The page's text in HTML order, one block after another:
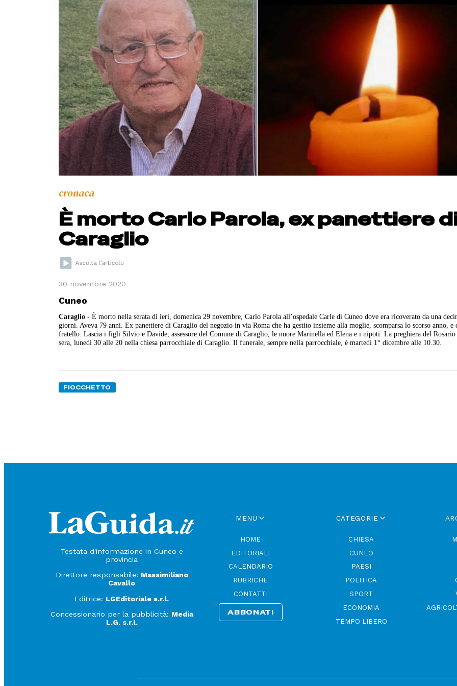
cronaca
È morto Carlo Parola, ex panettiere
Caraglio
30 novembre 2020
Cuneo
Caraglio - È morto nella serata di ieri, domenica 29 novembre, Carlo Parola all’ospedale Carle di Cuneo dove era ricoverato da una
giorni. Aveva 79 anni. Ex panettiere di Caraglio del negozio in via Roma che ha gestito insieme alla moglie, scomparsa lo scorso anno, e
fratello. Lascia i figli Silvio e Davide, assessore del Comune di Caraglio, le nuore Marinella ed Elena e i nipoti. La preghiera del Rosario
sera, lunedì 30 alle 20 nella chiesa parrocchiale di Caraglio. Il funerale, sempre nella parrocchiale, è martedì 1° dicembre alle 10.30.
FIOCCHETTO
Testata d'informazione in Cuneo e
provincia
Direttore responsabile: Massimiliano
Cavallo
Editrice: LGEditoriale s.r.l.
Concessionario per la pubblicità: Media
L.G. s.r.l.
MENU
HOME
EDITORIALI
CALENDARIO
RUBRICHE
CONTATTI
ABBONATI
CATEGORIE
CHIESA
CUNEO
PAESI
POLITICA
SPORT
ECONOMIA
TEMPO LIBERO